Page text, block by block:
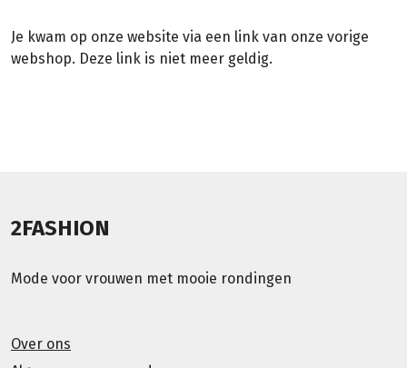
Je kwam op onze website via een link van onze vorige
webshop. Deze link is niet meer geldig.
2FASHION
Mode voor vrouwen met mooie rondingen
Over ons